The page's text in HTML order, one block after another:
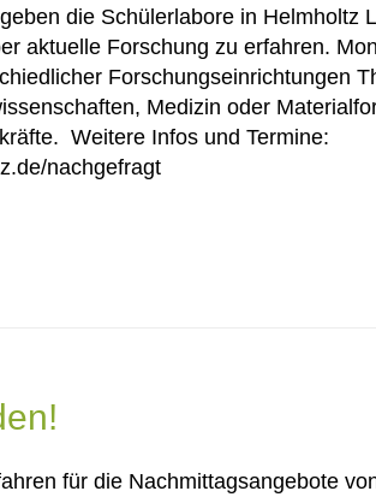
die Schülerlabore in Helmholtz
aktuelle Forschung zu erfahren.
Forschungseinrichtungen
Medizin oder
Weitere Infos und Termine:
nachgefragt
für die Nachmittagsangebote